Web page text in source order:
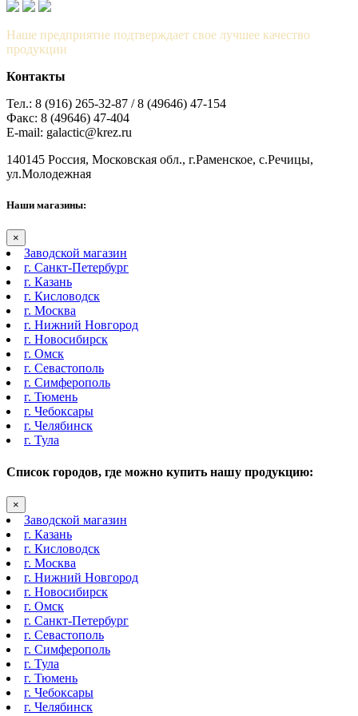
Наше предприятие подтверждает свое лучшее качество
продукции
Контакты
Тел.: 8 (916) 265-32-87 / 8 (49646) 47-154
Факс: 8 (49646) 47-404
E-mail: galactic@krez.ru
140145 Россия, Московская обл., г.Раменское, с.Речицы,
ул.Молодежная
Наши магазины:
×
Заводской магазин
г. Санкт-Петербург
г. Казань
г. Кисловодск
г. Москва
г. Нижний Новгород
г. Новосибирск
г. Омск
г. Севастополь
г. Симферополь
г. Тюмень
г. Чебоксары
г. Челябинск
г. Тула
Список городов, где можно купить нашу продукцию:
×
Заводской магазин
г. Казань
г. Кисловодск
г. Москва
г. Нижний Новгород
г. Новосибирск
г. Омск
г. Санкт-Петербург
г. Севастополь
г. Симферополь
г. Тула
г. Тюмень
г. Чебоксары
г. Челябинск